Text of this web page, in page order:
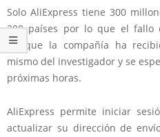
Solo AliExpress tiene 300
200 países por lo que el fallo
aunque la compañía ha
mismo del investigador y se
próximas horas.
AliExpress permite iniciar
actualizar su dirección de